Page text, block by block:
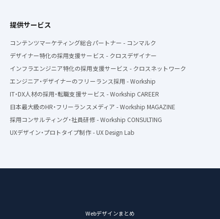
提供サービス
コンテンツマーケティング総合パートナー - コンマルク
デザイナー特化の採用支援サービス - クロスデザイナー
インフラエンジニア特化の採用支援サービス - クロスネットワーク
エンジニア・デザイナーのフリーランス採用 - Workship
IT・DX人材の採用・転職支援サービス - Workship CAREER
日本最大級のHR・フリーランスメディア - Workship MAGAZINE
採用コンサルティング・社員研修 - Workship CONSULTING
UXデザイン・プロトタイプ制作 - UX Design Lab
Webデザインまとめ